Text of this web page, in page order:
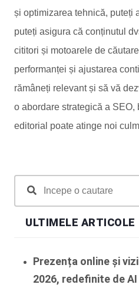
și optimizarea tehnică, puteți
puteți asigura că conținutul
cititori și motoarele de
performanței și ajustarea
rămâneți relevant și să vă
o abordare strategică a SEO,
editorial poate atinge noi
ULTIMELE ARTICOLE
Prezența online și
2026, redefinite de AI